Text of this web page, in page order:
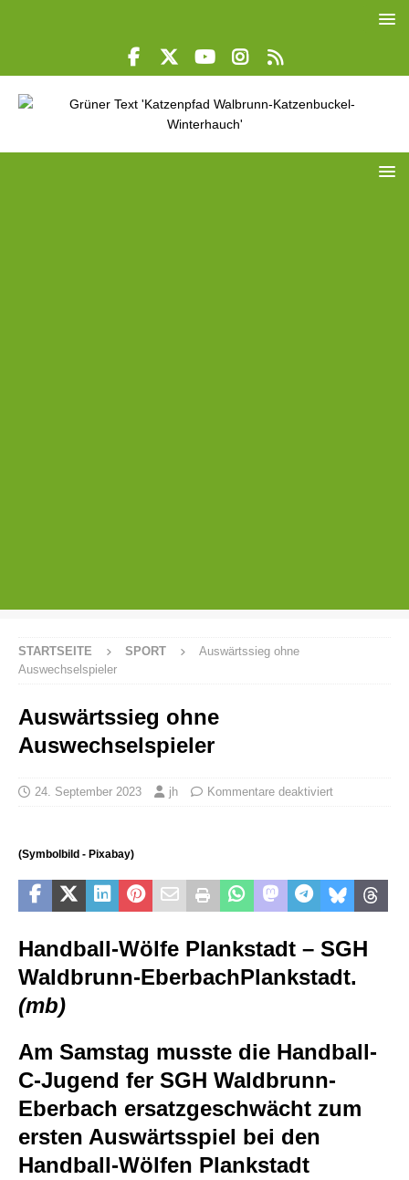
STARTSEITE SPORT
Auswärtssieg ohne
Auswechselspieler
Auswärtssieg ohne
Auswechselspieler
24. September 2023 jh Kommentare deaktiviert
(Symbolbild - Pixabay)
Handball-Wölfe Plankstadt – SGH
Waldbrunn-EberbachPlankstadt.
(mb)
Am Samstag musste die Handball-
C-Jugend fer SGH Waldbrunn-
Eberbach ersatzgeschwächt zum
ersten Auswärtsspiel bei den
Handball-Wölfen Plankstadt